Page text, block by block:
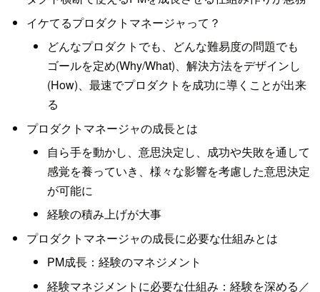
イケてるプロダクトマネージャって？
どんなプロダクトでも、どんな難易度の問題でも
ゴールを定め(Why/What)、解決方法をデザインし
(How)、最速でプロダクトを成功に導くことが出来
る
プロダクトマネージャの成長とは
自ら手を動かし、意思決定し、成功や失敗を通して
感覚を養っていき、様々な影響を考慮した意思決定
が可能に
経験の積み上げが大事
プロダクトマネージャの成長に必要な仕組みとは
PM成長：経験のマネジメント
経験マネジメントに必要な仕組み：経験を深める／